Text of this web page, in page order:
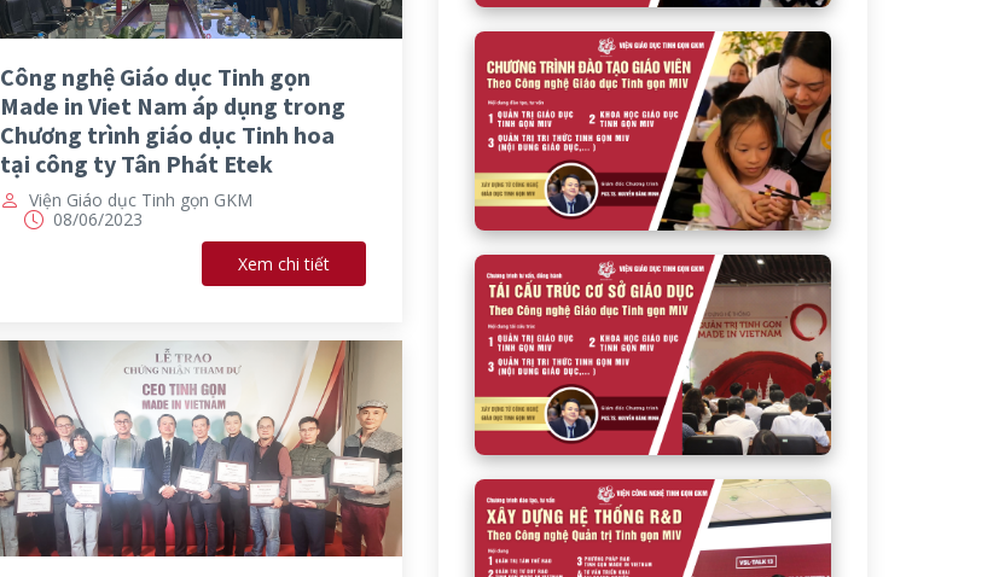
Công nghệ Giáo dục Tinh gọn
Made in Viet Nam áp dụng trong
Chương trình giáo dục Tinh hoa
tại công ty Tân Phát Etek
Viện Giáo dục Tinh gọn GKM
08/06/2023
Xem chi tiết